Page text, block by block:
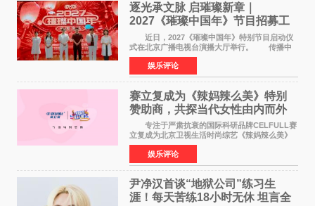
逐光承文脉 启璀璨新章｜
2027《璀璨中国年》节目招募工
作圆满启动
近日，2027《璀璨中国年》特别节目启动仪
式在北京广播电视台演播大厅举行。 传播中
华优秀传统文化，弘扬纯正国风艺术，打造高规
格、高质感、正能量的文艺盛典，是璀璨中国年
矢志不渝的初心
娱乐评论
赛立复成为《辣妈辣么美》特别
赞助商，共探当代女性由内而外
活力美
专注于严肃抗衰的国际科研品牌CELFULL赛
立复成为北京卫视生活时尚综艺《辣妈辣么美》
的特别赞助商,明星辣妈袁咏仪倾情参与，向广大
都市女性传递健康生活新主张，寄语当代女性在
家庭与自我之间
娱乐评论
尹净汉首谈“地狱公司”练习生
涯！每天苦练18小时无休 坦言全